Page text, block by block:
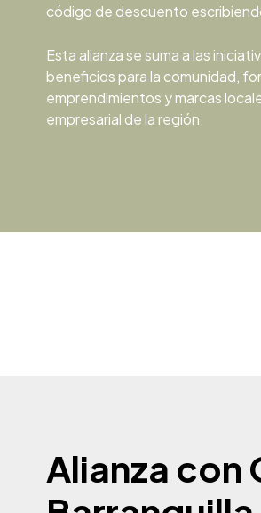
código de descuento
Esta alianza se suma a las
beneficios para la comunidad,
emprendimientos y marcas
empresarial de la región.
Alianza con